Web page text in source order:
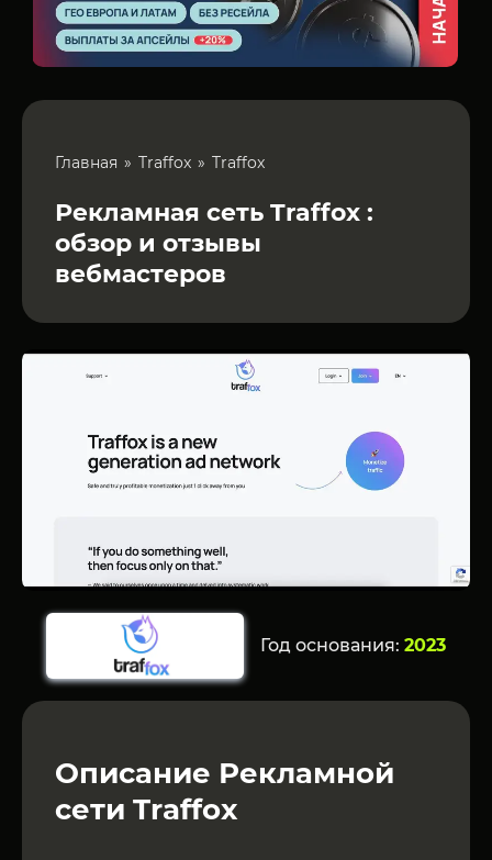
Главная Traffox Traffox
Рекламная сеть Traffox :
обзор и отзывы
вебмастеров
Год основания: 2023
Описание Рекламной
сети Traffox